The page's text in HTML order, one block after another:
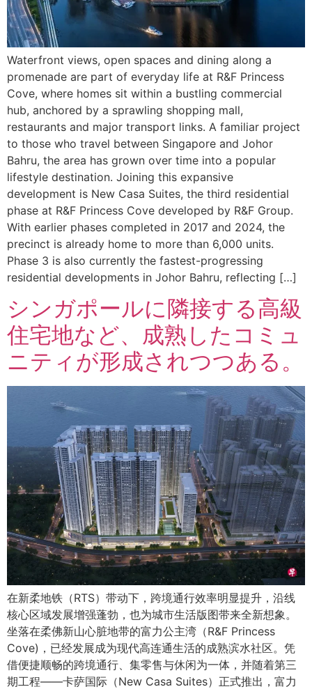
Waterfront views, open spaces and dining along a
promenade are part of everyday life at R&F Princess
Cove, where homes sit within a bustling commercial
hub, anchored by a sprawling shopping mall,
restaurants and major transport links. A familiar project
to those who travel between Singapore and Johor
Bahru, the area has grown over time into a popular
lifestyle destination. Joining this expansive
development is New Casa Suites, the third residential
phase at R&F Princess Cove developed by R&F Group.
With earlier phases completed in 2017 and 2024, the
precinct is already home to more than 6,000 units.
Phase 3 is also currently the fastest-progressing
residential developments in Johor Bahru, reflecting […]
シンガポールに隣接する高級
住宅地など、成熟したコミュ
ニティが形成されつつある。
在新柔地铁（RTS）带动下，跨境通行效率明显提升，沿线
核心区域发展增强蓬勃，也为城市生活版图带来全新想象。
坐落在柔佛新山心脏地带的富力公主湾（R&F Princess
Cove)，已经发展成为现代高连通生活的成熟滨水社区。凭
借便捷顺畅的跨境通行、集零售与休闲为一体，并随着第三
期工程——卡萨国际（New Casa Suites）正式推出，富力